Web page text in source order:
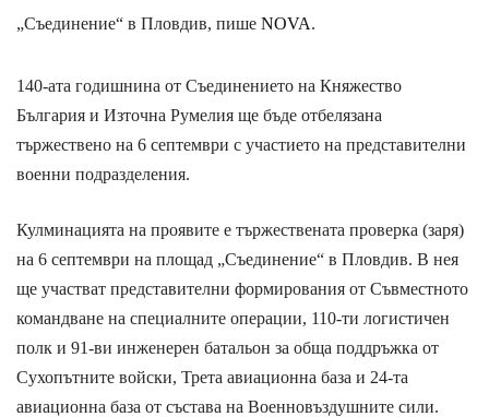
„Съединение“ в Пловдив, пише NOVA.
140-ата годишнина от Съединението на Княжество
България и Източна Румелия ще бъде отбелязана
тържествено на 6 септември с участието на представителни
военни подразделения.
Кулминацията на проявите е тържествената проверка (заря)
на 6 септември на площад „Съединение“ в Пловдив. В нея
ще участват представителни формирования от Съвместното
командване на специалните операции, 110-ти логистичен
полк и 91-ви инженерен батальон за обща поддръжка от
Сухопътните войски, Трета авиационна база и 24-та
авиационна база от състава на Военновъздушните сили.